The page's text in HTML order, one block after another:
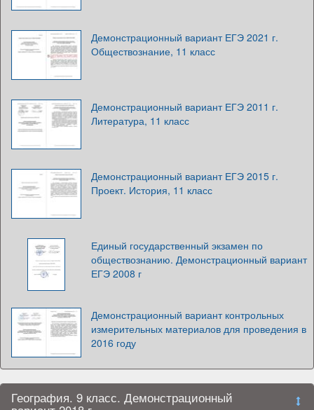
Демонстрационный вариант ЕГЭ 2021 г.
Обществознание, 11 класс
Демонстрационный вариант ЕГЭ 2011 г.
Литература, 11 класс
Демонстрационный вариант ЕГЭ 2015 г.
Проект. История, 11 класс
Единый государственный экзамен по
обществознанию. Демонстрационный вариант
ЕГЭ 2008 г
Демонстрационный вариант контрольных
измерительных материалов для проведения в
2016 году
География. 9 класс. Демонстрационный